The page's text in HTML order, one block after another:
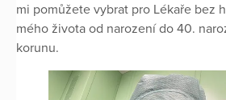
mi pomůžete vybrat pro Lékaře bez
mého života od narození do 40.
korunu.